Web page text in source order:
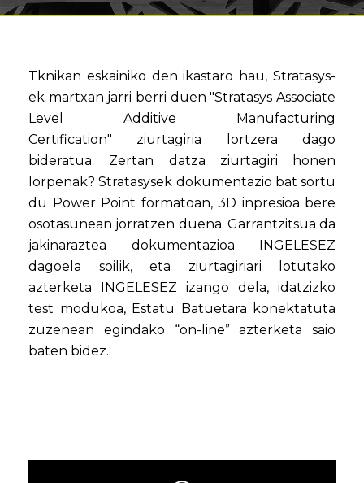
Tknikan eskainiko den ikastaro hau, Stratasys-
ek martxan jarri berri duen "Stratasys Associate
Level Additive Manufacturing
Certification" ziurtagiria lortzera dago
bideratua. Zertan datza ziurtagiri honen
lorpenak? Stratasysek dokumentazio bat sortu
du Power Point formatoan, 3D inpresioa bere
osotasunean jorratzen duena. Garrantzitsua da
jakinaraztea dokumentazioa INGELESEZ
dagoela soilik, eta ziurtagiriari lotutako
azterketa INGELESEZ izango dela, idatzizko
test modukoa, Estatu Batuetara konektatuta
zuzenean egindako “on-line” azterketa saio
baten bidez.